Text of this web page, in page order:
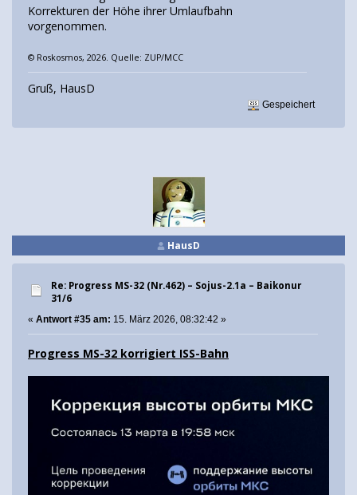
Korrekturen der Höhe ihrer Umlaufbahn
vorgenommen.
© Roskosmos, 2026. Quelle: ZUP/MCC
Gruß, HausD
Gespeichert
HausD
Re: Progress MS-32 (Nr.462) – Sojus-2.1а – Baikonur
31/6
« Antwort #35 am: 15. März 2026, 08:32:42 »
Progress MS-32 korrigiert ISS-Bahn